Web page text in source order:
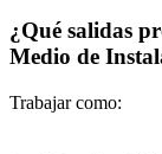
¿Qué salidas
Medio de
Trabajar como: